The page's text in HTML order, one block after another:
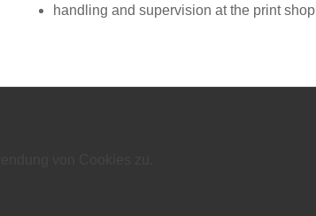
handling and supervision at the print shop